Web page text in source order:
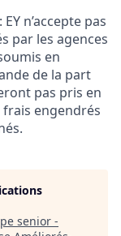
n’accepte pas
par les agences
en
de la part
pas pris en
frais engendrés
senior -